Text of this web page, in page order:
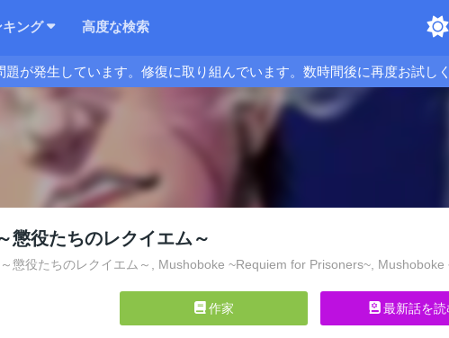
キング 高度な検索
題が発生しています。修復に取り組んでいます。数時間後に再度お試しく
懲役たちのレクイエム～
懲役たちのレクイエム～, Mushoboke ~Requiem for Prisoners~,
作家 最新話を読